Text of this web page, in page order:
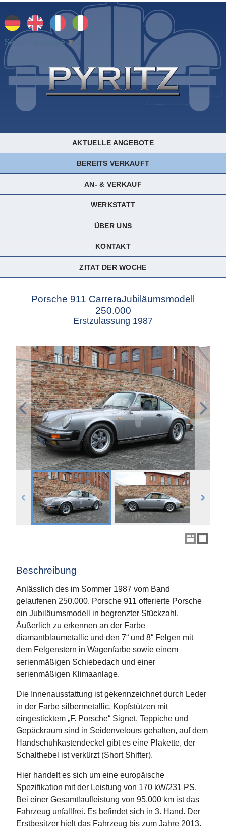
Select Language▼
AKTUELLE ANGEBOTE
BEREITS VERKAUFT
AN- & VERKAUF
WERKSTATT
ÜBER UNS
KONTAKT
ZITAT DER WOCHE
Porsche 911 CarreraJubiläumsmodell
250.000
Erstzulassung 1987
Beschreibung
Anlässlich des im Sommer 1987 vom Band
gelaufenen 250.000. Porsche 911 offerierte Porsche
ein Jubiläumsmodell in begrenzter Stückzahl.
Äußerlich zu erkennen an der Farbe
diamantblaumetallic und den 7“ und 8“ Felgen mit
dem Felgenstern in Wagenfarbe sowie einem
serienmäßigen Schiebedach und einer
serienmäßigen Klimaanlage.
Die Innenausstattung ist gekennzeichnet durch Leder
in der Farbe silbermetallic, Kopfstützen mit
eingesticktem „F. Porsche“ Signet. Teppiche und
Gepäckraum sind in Seidenvelours gehalten, auf dem
Handschuhkastendeckel gibt es eine Plakette, der
Schalthebel ist verkürzt (Short Shifter).
Hier handelt es sich um eine europäische
Spezifikation mit der Leistung von 170 kW/231 PS.
Bei einer Gesamtlaufleistung von 95.000 km ist das
Fahrzeug unfallfrei. Es befindet sich in 3. Hand. Der
Erstbesitzer hielt das Fahrzeug bis zum Jahre 2013.